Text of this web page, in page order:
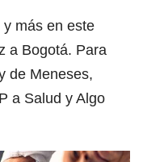
más en este
a Bogotá. Para
de Meneses,
a Salud y Algo